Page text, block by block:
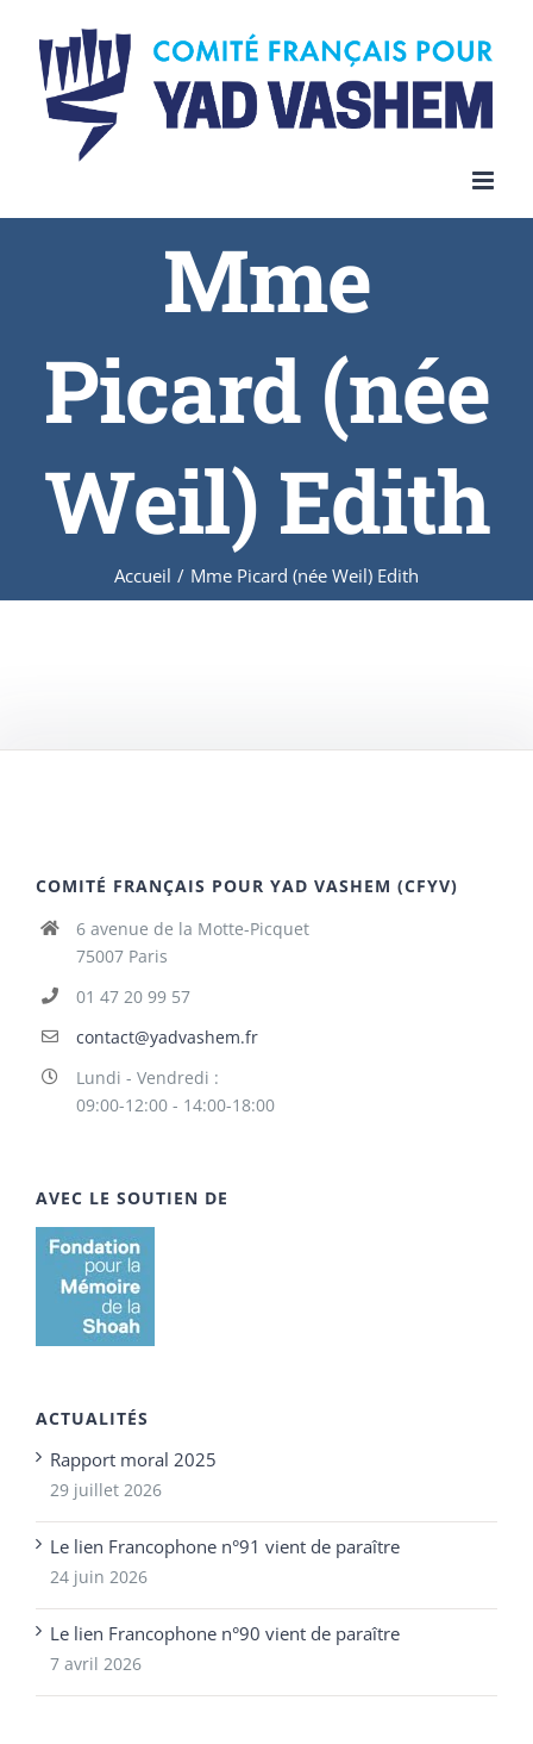
content
Mme
Picard (née
Weil) Edith
Accueil / Mme Picard (née Weil) Edith
COMITÉ FRANÇAIS POUR YAD VASHEM (CFYV)
6 avenue de la Motte-Picquet
75007 Paris
01 47 20 99 57
contact@yadvashem.fr
Lundi - Vendredi :
09:00-12:00 - 14:00-18:00
AVEC LE SOUTIEN DE
ACTUALITÉS
Rapport moral 2025
29 juillet 2026
Le lien Francophone n°91 vient de paraître
24 juin 2026
Le lien Francophone n°90 vient de paraître
7 avril 2026